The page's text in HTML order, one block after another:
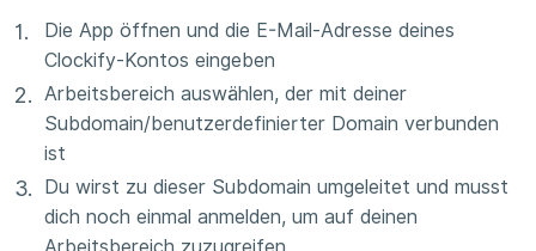
Die App öffnen und die E-Mail-Adresse deines
Clockify-Kontos eingeben
Arbeitsbereich auswählen, der mit deiner
Subdomain/benutzerdefinierter Domain verbunden
ist
Du wirst zu dieser Subdomain umgeleitet und musst
dich noch einmal anmelden, um auf deinen